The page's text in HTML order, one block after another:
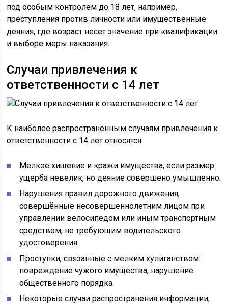
под особым контролем до 18 лет, например,
преступления против личности или имущественные
деяния, где возраст несет значение при квалификации
и выборе меры наказания.
Случаи привлечения к
ответственности с 14 лет
К наиболее распространённым случаям привлечения к
ответственности с 14 лет относятся:
Мелкое хищение и кражи имущества, если размер
ущерба невелик, но деяние совершено умышленно.
Нарушения правил дорожного движения,
совершённые несовершеннолетним лицом при
управлении велосипедом или иным транспортным
средством, не требующим водительского
удостоверения.
Проступки, связанные с мелким хулиганством:
повреждение чужого имущества, нарушение
общественного порядка.
Некоторые случаи распространения информации,